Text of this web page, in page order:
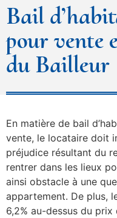
Bail
pour vente
du Bailleur
En matière de bail
vente, le locataire doit
préjudice résultant du
rentrer dans les lieux
ainsi obstacle à une
appartement. De plus,
6,2% au-dessus du prix